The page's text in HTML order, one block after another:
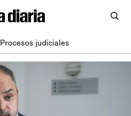
Procesos judiciales